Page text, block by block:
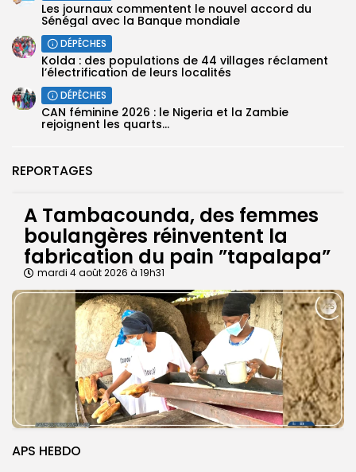
REPORTAGES
A Tambacounda, des femmes
boulangères réinventent la
fabrication du pain ”tapalapa”
mardi 4 août 2026 à 19h31
APS HEBDO
Les journaux commentent le nouvel accord du
Sénégal avec la Banque mondiale
DÉPÊCHES
Kolda : des populations de 44 villages réclament
l’électrification de leurs localités
DÉPÊCHES
‎CAN féminine 2026 : le Nigeria et la Zambie
rejoignent les quarts...